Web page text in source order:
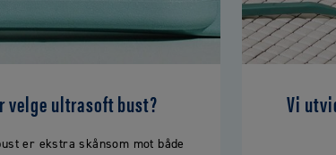
velge ultrasoft bust?
er ekstra skånsom mot både
Vi